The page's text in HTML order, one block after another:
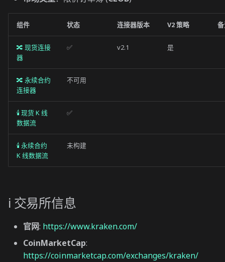
🔀 现货连接器
订单类型
模拟交易
组件 状态 连接器版本 V2 策略
🔀 现货连接
器
✅ v2.1 是
🔀 永续合约
连接器
不可用
🕯 现货 K 线
数据流
✅
🕯 永续合约
K 线数据流
未构建
ℹ️ 交易所信息
官网: https://www.kraken.com/
CoinMarketCap:
https://coinmarketcap.com/exchanges/kraken/